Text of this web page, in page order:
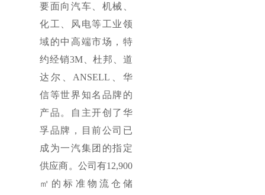
要面向汽车、机械、
化工、风电等工业领
域的中高端市场，特
约经销3M、杜邦、道
达尔、ANSELL、华
信等世界知名品牌的
产品。自主开创了华
孚品牌，目前公司已
成为一汽集团的指定
供应商。公司有12,900
㎡的标准物流仓储